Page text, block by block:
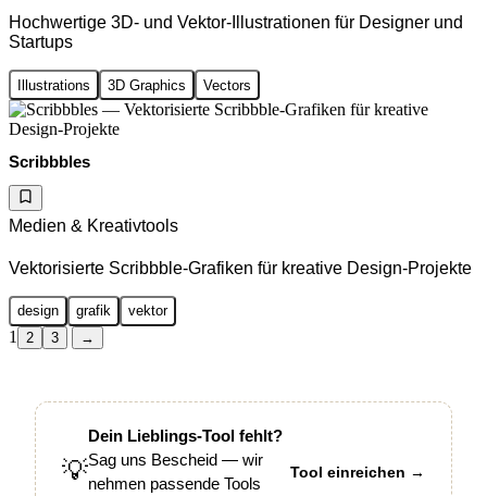
Hochwertige 3D- und Vektor-Illustrationen für Designer und
Startups
Illustrations 3D Graphics Vectors
Scribbbles
Medien & Kreativtools
Vektorisierte Scribbble-Grafiken für kreative Design-Projekte
design grafik vektor
1 2 3 →
💡
Dein Lieblings-Tool fehlt?
Sag uns Bescheid — wir
nehmen passende Tools
Tool einreichen →